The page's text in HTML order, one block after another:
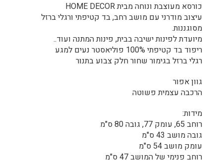
כורסא מעוצבת ונוחה מבית HOME DECOR
עיצוב מודרני עם מושב רחב, בד קטיפתי ורגלי ברזל
מסוגננות.
מיועדת לפינות ישיבה בבית, פינות המתנה ועוד..
ריפוד בד קטיפתי 100% פוליאסטר נעים למגע
רגלי ברזל בגימור שחור חלק צבוע בתנור
גוון אפור
הרכבה עצמית פשוטה
מידות:
רוחב 65, עומק 77, גובה 80 ס"מ
גובה מושב 43 ס"מ
עומק מושב 54 ס"מ
רוחב פנימי של המושב 47 ס"מ